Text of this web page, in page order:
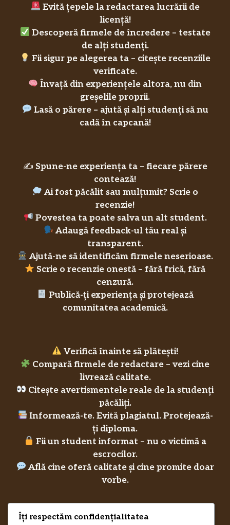
Evită țepele la redactarea lucrării de
licență!
Descoperă firmele de încredere – testate
de alți studenți.
Fii sigur pe alegerea ta – citește recenziile
verificate.
Învață din experiențele altora, nu din
greșelile proprii.
Lasă o părere – ajută și alți studenți să nu
cadă în capcană!
✍️ Spune-ne experiența ta – fiecare părere
contează!
Ai fost păcălit sau mulțumit? Scrie o
recenzie!
Povestea ta poate salva un alt student.
Adaugă feedback-ul tău real și
transparent.
Ajută-ne să identificăm firmele neserioase.
Scrie o recenzie onestă – fără frică, fără
cenzură.
Publică-ți experiența și protejează
comunitatea academică.
Verifică înainte să plătești!
Compară firmele de redactare – vezi cine
livrează calitate.
Citește avertismentele reale de la studenți
păcăliți.
Informează-te. Evită plagiatul. Protejează-
ți diploma.
Fii un student informat – nu o victimă a
escrocilor.
Află cine oferă calitate și cine promite doar
vorbe.
Îți respectăm confidențialitatea